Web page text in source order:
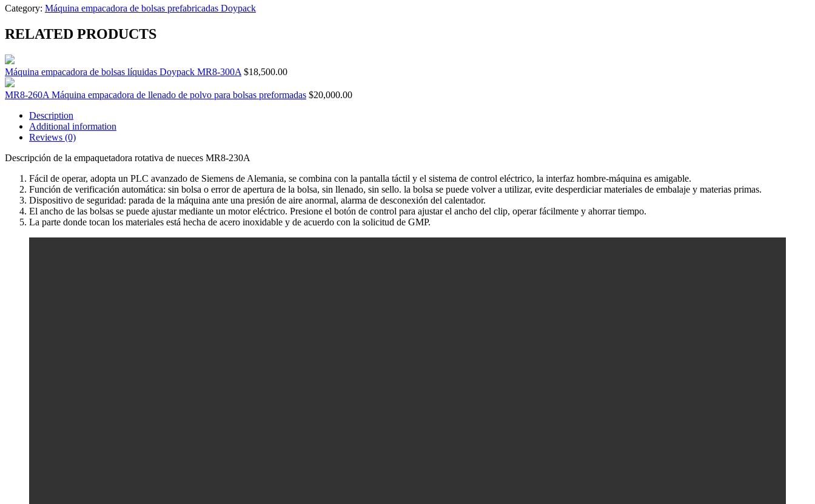
bolsas
prefabricadas
MR8-
230A
Category: Máquina empacadora de bolsas prefabricadas Doypack
RELATED PRODUCTS
Máquina empacadora de bolsas líquidas Doypack MR8-300A $18,500.00
MR8-260A Máquina empacadora de llenado de polvo para bolsas preformadas $20,000.00
Description
Additional information
Reviews (0)
Descripción de la empaquetadora rotativa de nueces MR8-230A
Fácil de operar, adopta un PLC avanzado de Siemens de Alemania, se combina con la pantalla táctil y el sistema de control eléctrico, la interfaz hombre-máquina es amigable.
Función de verificación automática: sin bolsa o error de apertura de la bolsa, sin llenado, sin sello. la bolsa se puede volver a utilizar, evite desperdiciar materiales de embalaje y materias primas.
Dispositivo de seguridad: parada de la máquina ante una presión de aire anormal, alarma de desconexión del calentador.
El ancho de las bolsas se puede ajustar mediante un motor eléctrico. Presione el botón de control para ajustar el ancho del clip, operar fácilmente y ahorrar tiempo.
La parte donde tocan los materiales está hecha de acero inoxidable y de acuerdo con la solicitud de GMP.